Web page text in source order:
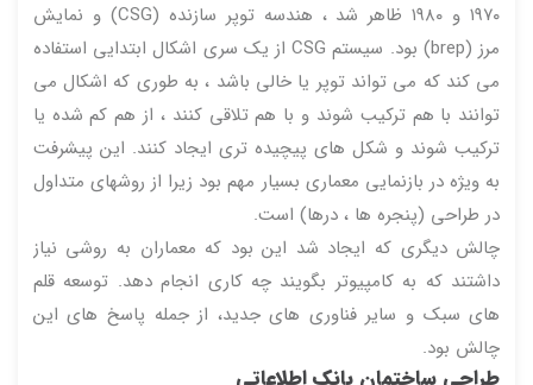
۱۹۷۰ و ۱۹۸۰ ظاهر شد ،
هندسه توپر سازنده (CSG) و ن
مایش
مرز
(brep) بود. سیستم CSG از یک سری اشکال ابتدایی استفاده
می کند که می تواند توپر یا خالی باشد ، به طوری که اشکال می
توانند با هم ترکیب شوند و با هم تلاقی کنند ، از هم کم شده یا
ترکیب شوند و شکل های پیچیده تری ایجاد کنند. این پیشرفت
به ویژه در بازنمایی معماری بسیار مهم بود زیرا از روشهای متداول
در طراحی (پنجره ها ، درها) است.
چالش دیگری که ایجاد شد این بود که معماران به روشی نیاز
داشتند که به کامپیوتر بگویند چه کاری انجام دهد. توسعه قلم
های سبک و سایر فناوری های جدید، از جمله پاسخ های این
چالش بود.